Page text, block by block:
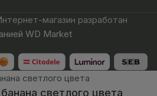
магазин разработан
WD Market
светлого цвета